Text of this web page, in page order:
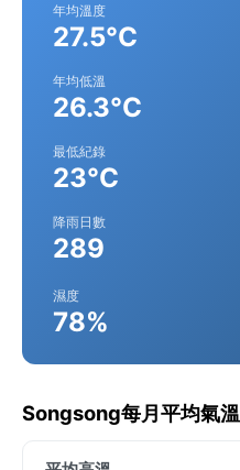
年均溫度
27.5°C
年均低溫
26.3°C
最低紀錄
23°C
降雨日數
289
濕度
78%
Songsong每月平均氣溫